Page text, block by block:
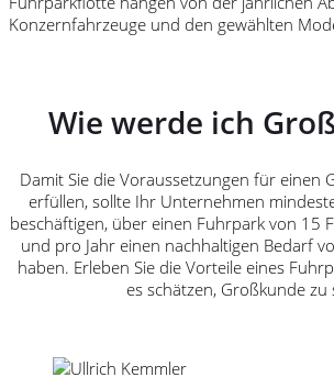
Konzernfahrzeuge und den gewählten
Wie werde ich
Damit Sie die Voraussetzungen für einen
erfüllen, sollte Ihr Unternehmen
beschäftigen, über einen Fuhrpark von 15
und pro Jahr einen nachhaltigen Bedarf
haben. Erleben Sie die Vorteile eines
es schätzen, Großkunde zu